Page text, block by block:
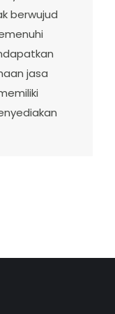
berwujud
jasa